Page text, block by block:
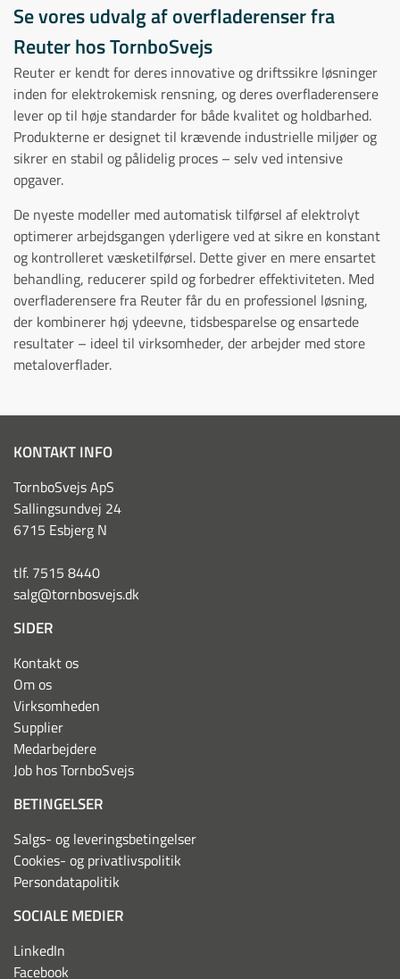
Se vores udvalg af overfladerenser fra
Reuter hos TornboSvejs
Reuter er kendt for deres innovative og driftssikre løsninger
inden for elektrokemisk rensning, og deres overfladerensere
lever op til høje standarder for både kvalitet og holdbarhed.
Produkterne er designet til krævende industrielle miljøer og
sikrer en stabil og pålidelig proces – selv ved intensive
opgaver.
De nyeste modeller med automatisk tilførsel af elektrolyt
optimerer arbejdsgangen yderligere ved at sikre en konstant
og kontrolleret væsketilførsel. Dette giver en mere ensartet
behandling, reducerer spild og forbedrer effektiviteten. Med
overfladerensere fra Reuter får du en professionel løsning,
der kombinerer høj ydeevne, tidsbesparelse og ensartede
resultater – ideel til virksomheder, der arbejder med store
metaloverflader.
KONTAKT INFO
TornboSvejs ApS
Sallingsundvej 24
6715 Esbjerg N
tlf. 7515 8440
salg@tornbosvejs.dk
SIDER
Kontakt os
Om os
Virksomheden
Supplier
Medarbejdere
Job hos TornboSvejs
BETINGELSER
Salgs- og leveringsbetingelser
Cookies- og privatlivspolitik
Persondatapolitik
SOCIALE MEDIER
LinkedIn
Facebook